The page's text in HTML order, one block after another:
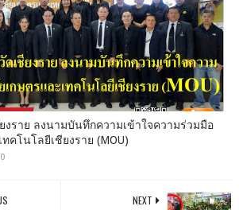
งราย ลงนามบันทึกความเข้าใจความร่วมมือ
คโนโลยีเชียงราย (MOU)
0
NEXT